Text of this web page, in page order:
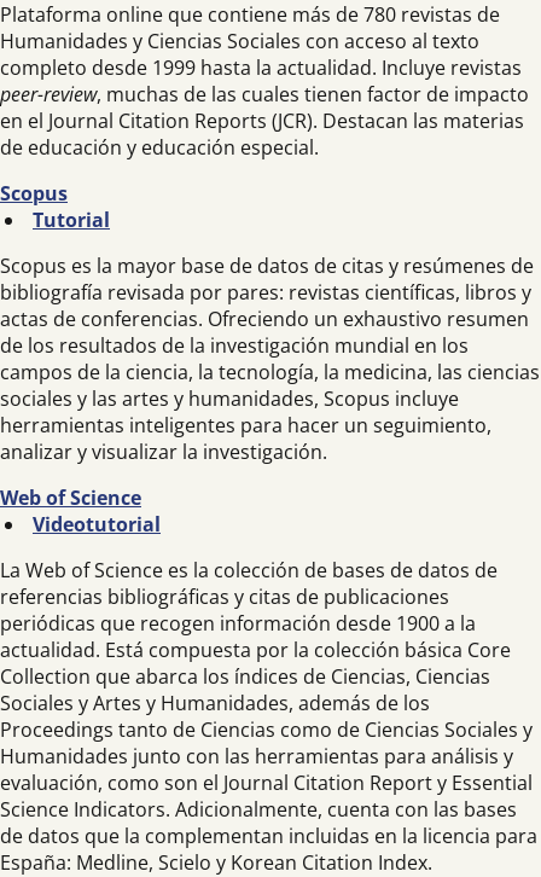
Plataforma online que contiene más de 780 revistas de
Humanidades y Ciencias Sociales con acceso al texto
completo desde 1999 hasta la actualidad. Incluye revistas
peer-review, muchas de las cuales tienen factor de impacto
en el Journal Citation Reports (JCR). Destacan las materias
de educación y educación especial.
Scopus
Tutorial
Scopus es la mayor base de datos de citas y resúmenes de
bibliografía revisada por pares: revistas científicas, libros y
actas de conferencias. Ofreciendo un exhaustivo resumen
de los resultados de la investigación mundial en los
campos de la ciencia, la tecnología, la medicina, las ciencias
sociales y las artes y humanidades, Scopus incluye
herramientas inteligentes para hacer un seguimiento,
analizar y visualizar la investigación.
Web of Science
Videotutorial
La Web of Science es la colección de bases de datos de
referencias bibliográficas y citas de publicaciones
periódicas que recogen información desde 1900 a la
actualidad. Está compuesta por la colección básica Core
Collection que abarca los índices de Ciencias, Ciencias
Sociales y Artes y Humanidades, además de los
Proceedings tanto de Ciencias como de Ciencias Sociales y
Humanidades junto con las herramientas para análisis y
evaluación, como son el Journal Citation Report y Essential
Science Indicators. Adicionalmente, cuenta con las bases
de datos que la complementan incluidas en la licencia para
España: Medline, Scielo y Korean Citation Index.